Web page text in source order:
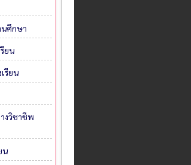
นศึกษา
ยน
รียน
งวิชาชีพ
น